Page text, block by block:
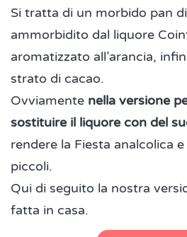
Si tratta di un morbido pan
ammorbidito dal liquore
aromatizzato all’arancia,
strato di cacao.
Ovviamente nella versione
sostituire il liquore con del
rendere la Fiesta analcolica
piccoli.
Qui di seguito la nostra
fatta in casa.